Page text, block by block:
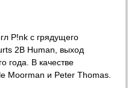
P!nk с грядущего
2B Human, выход
года. В качестве
Moorman и Peter Thomas.